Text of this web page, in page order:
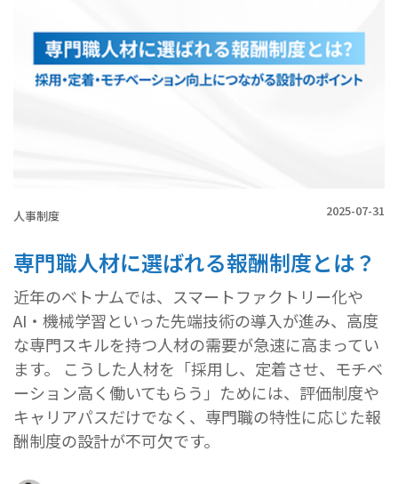
人事制度 2025-07-31
専門職人材に選ばれる報酬制度とは？
近年のベトナムでは、スマートファクトリー化や
AI・機械学習といった先端技術の導入が進み、高度
な専門スキルを持つ人材の需要が急速に高まってい
ます。 こうした人材を「採用し、定着させ、モチベ
ーション高く働いてもらう」ためには、評価制度や
キャリアパスだけでなく、専門職の特性に応じた報
酬制度の設計が不可欠です。